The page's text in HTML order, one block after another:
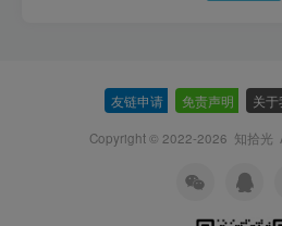
友链申请 免责声明 关于
Copyright © 2022-2026 知拾光